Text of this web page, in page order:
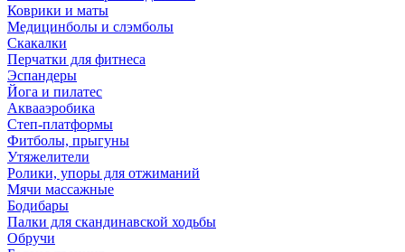
Коврики и маты
Медицинболы и слэмболы
Скакалки
Перчатки для фитнеса
Эспандеры
Йога и пилатес
Аквааэробика
Степ-платформы
Фитболы, прыгуны
Утяжелители
Ролики, упоры для отжиманий
Мячи массажные
Бодибары
Палки для скандинавской ходьбы
Обручи